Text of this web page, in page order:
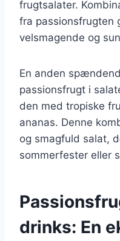
frugtsalater.
fra passionsfrugten
velsmagende og
En anden
passionsfrugt i
den med tropiske
ananas. Denne
og smagfuld salat,
sommerfester eller
drinks: En